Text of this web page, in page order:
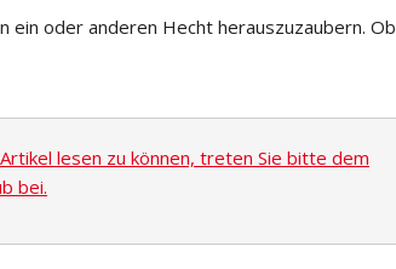
oder anderen Hecht herauszuzaubern. Ob
lesen zu können, treten Sie bitte dem
bei.